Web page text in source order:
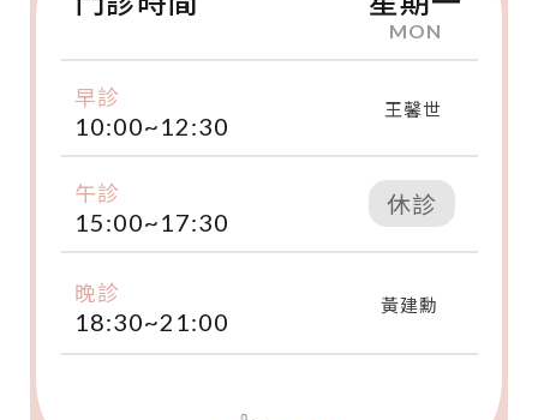
MON
早診
10:00~12:30
王馨世
午診
15:00~17:30
休診
晚診
18:30~21:00
黃建勳